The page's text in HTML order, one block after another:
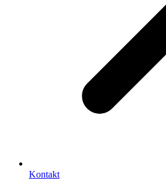
Kontakt